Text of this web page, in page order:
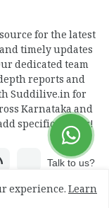
for the latest
timely updates
dedicated team
reports and
Suddilive.in for
Karnataka and
specific details!
experience.Learn
Talk to us?